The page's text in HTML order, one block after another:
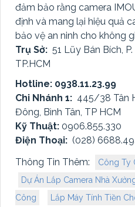
đảm bảo rằng camera
định và mang lại hiệu quả
bảo vệ an ninh cho không
Trụ Sở: 51 Lũy Bán Bích,
TP.HCM
Hotline: 0938.11.23.99
Chi Nhánh 1: 445/38 Tân
Đông, Bình Tân, TP HCM
Kỹ Thuật: 0906.855.330
Điện Thoại: (028)
Thông Tin Thêm:
Công Ty
Dự Án Lắp Camera Nhà
Công
Lắp Máy Tính Tiền